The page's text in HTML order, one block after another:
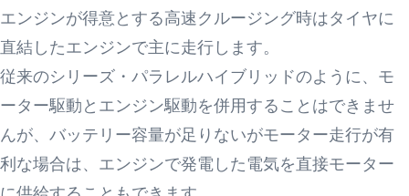
エンジンが得意とする高速クルージング時はタイヤに
直結したエンジンで主に走行します。
従来のシリーズ・パラレルハイブリッドのように、モ
ーター駆動とエンジン駆動を併用することはできませ
んが、バッテリー容量が足りないがモーター走行が有
利な場合は、エンジンで発電した電気を直接モーター